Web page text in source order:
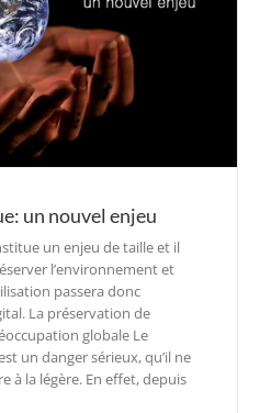
un nouvel enjeu
un enjeu de taille et il
l’environnement et
passera donc
La préservation de
globale Le
un danger sérieux, qu’il ne
à la légère. En effet, depuis